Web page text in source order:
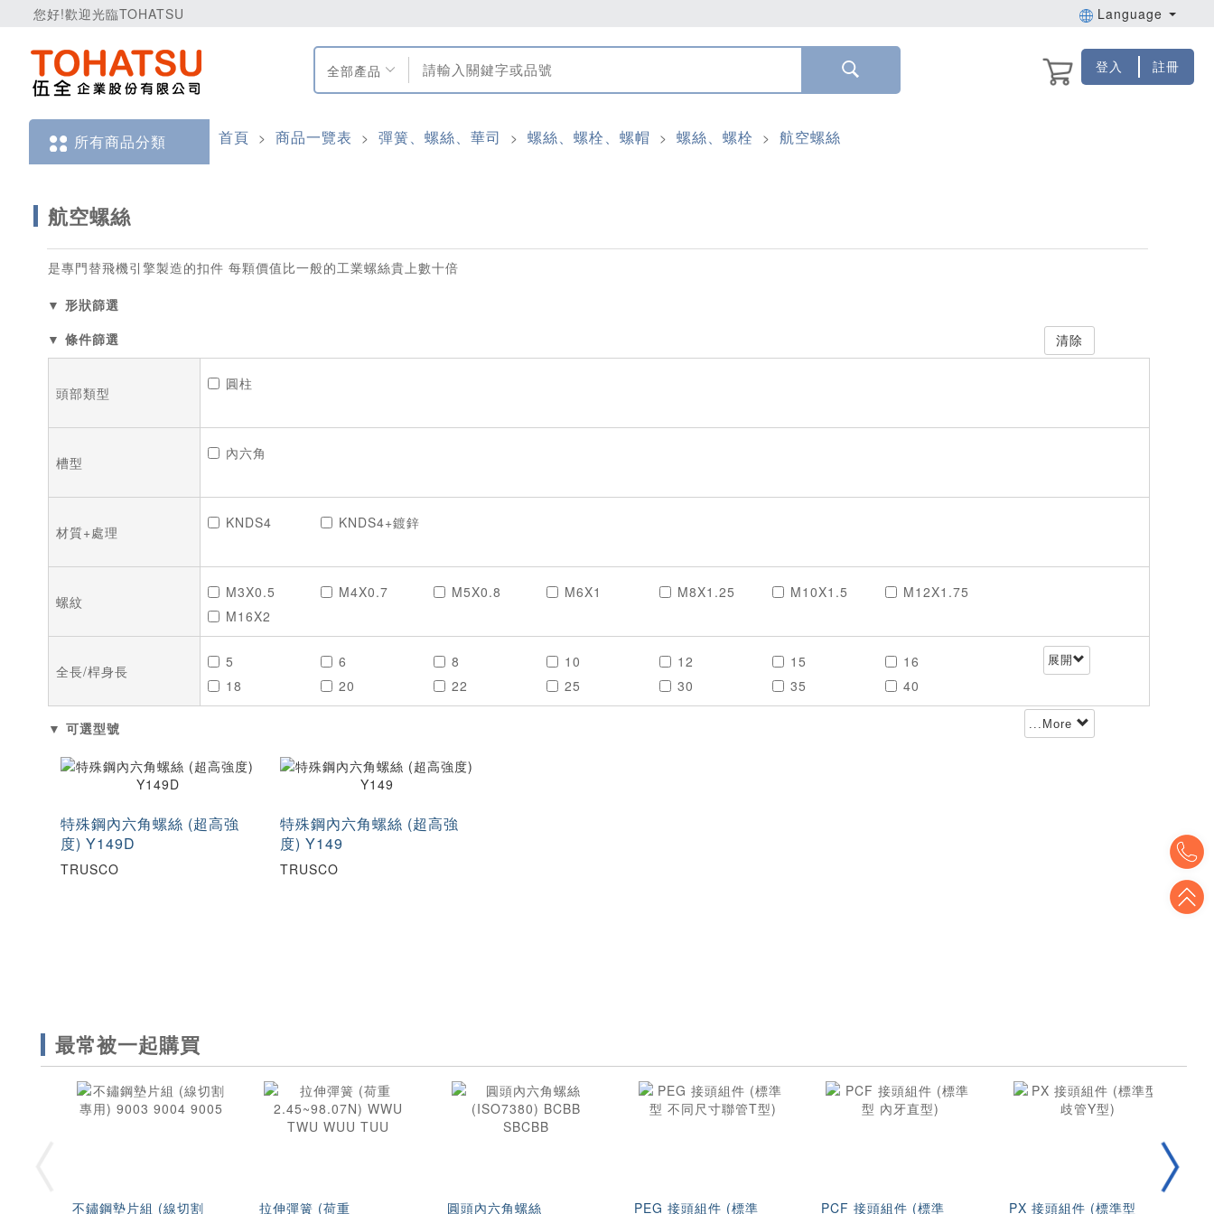
您好!歡迎光臨TOHATSU Language
全部產品 登入 註冊
所有商品分類 首頁 > 商品一覽表 > 彈簧、螺絲、華司 > 螺絲、螺栓、螺帽 > 螺絲、螺栓 > 航空螺絲
航空螺絲
是專門替飛機引擎製造的扣件 每顆價值比一般的工業螺絲貴上數十倍
▼ 形狀篩選
▼ 條件篩選
清除
頭部類型
圓柱
槽型
內六角
材質+處理
KNDS4 KNDS4+鍍鋅
螺紋
M3X0.5 M4X0.7 M5X0.8 M6X1 M8X1.25 M10X1.5
M12X1.75
M16X2
全長/桿身長
5 6 8 10 12 15
16
18
20 22 25 30 35
40
45
50 55 60 65 70
展開
...More
▼ 可選型號
特殊鋼內六角螺絲 (超高強
度) Y149D
TRUSCO
特殊鋼內六角螺絲 (超高強
度) Y149
TRUSCO
最常被一起購買
不鏽鋼墊片組 (線切割 拉伸彈簧 (荷重 圓頭內六角螺絲 PEG 接頭組件 (標準 PCF 接頭組件 (標準 PX 接頭組件 (標準型